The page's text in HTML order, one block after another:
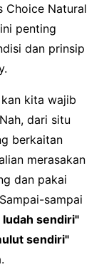
Choice Natural
penting
dan prinsip
kita wajib
dari situ
berkaitan
merasakan
dan pakai
sampai
sendiri"
sendiri"